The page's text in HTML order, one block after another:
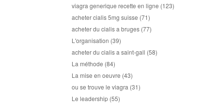
viagra generique recette en ligne (123)
acheter cialis 5mg suisse (71)
acheter du cialis a bruges (77)
L'organisation (39)
acheter du cialis a saint-gall (58)
La méthode (84)
La mise en oeuvre (43)
ou se trouve le viagra (31)
Le leadership (55)